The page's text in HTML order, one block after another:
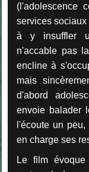
(l'adolescence
services
à y insuffler
n'accable pas
encline à
mais
d'abord
envoie balader
l'écoute un
en charge ses
Le film